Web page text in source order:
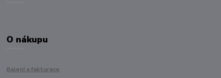
O nákupu
Balení a fakturace